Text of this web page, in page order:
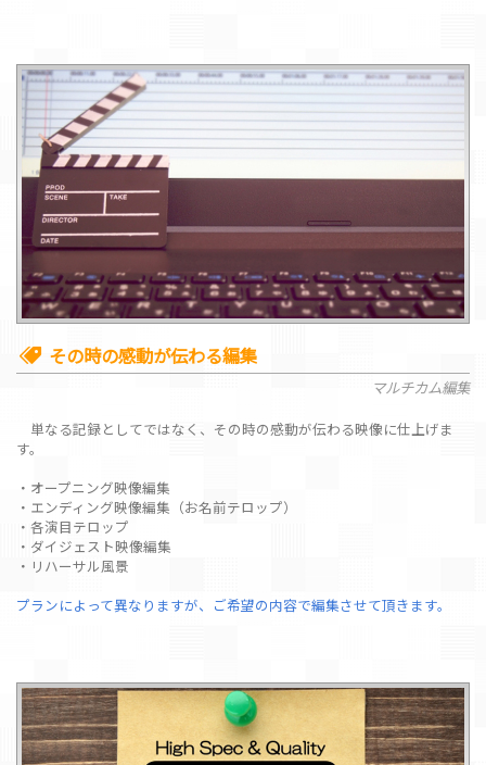
その時の感動が伝わる編集
マルチカム編集
単なる記録としてではなく、その時の感動が伝わる映像に仕上げま
す。
・オープニング映像編集
・エンディング映像編集（お名前テロップ）
・各演目テロップ
・ダイジェスト映像編集
・リハーサル風景
プランによって異なりますが、ご希望の内容で編集させて頂きます。